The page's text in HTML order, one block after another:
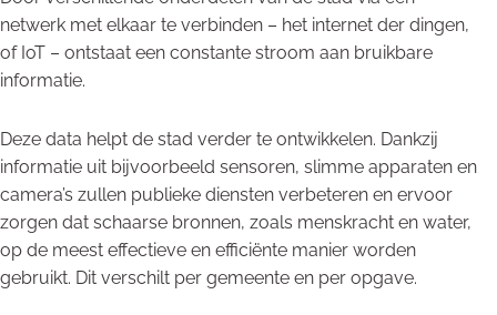
netwerk met elkaar te verbinden – het internet der dingen,
of IoT – ontstaat een constante stroom aan bruikbare
informatie.
Deze data helpt de stad verder te ontwikkelen. Dankzij
informatie uit bijvoorbeeld sensoren, slimme apparaten en
camera’s zullen publieke diensten verbeteren en ervoor
zorgen dat schaarse bronnen, zoals menskracht en water,
op de meest effectieve en efficiënte manier worden
gebruikt. Dit verschilt per gemeente en per opgave.